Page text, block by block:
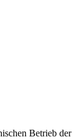
Betrieb der